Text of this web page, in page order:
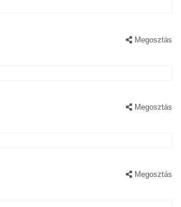
Megosztás
Megosztás
Megosztás